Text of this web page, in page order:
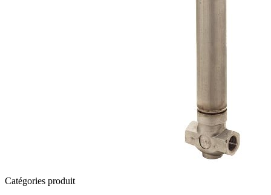
Catégories produit